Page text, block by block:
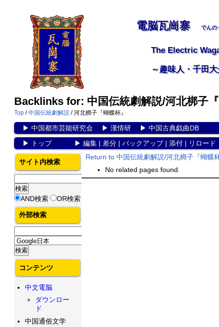
電脳瓦崗寨 でんの
The Electric
～趣味人・千田
Backlinks for: 中国伝統劇解説/河北梆子
Top /中国伝統劇解説 / 河北梆子『蝴蝶杯』
▶ 中国都市芸能研究会▶ 漢情研▶ 中国古典戯曲DB
▶
トップ▶ 編集| 差分| バックアップ| 添付| リロード
Return to 中国伝統劇解説/河北梆子『蝴蝶
No related pages found.
サイト内検索
AND検索 OR検索
外部検索
コンテンツ
中文電脳
ダウンロー
ド
中国通俗文学